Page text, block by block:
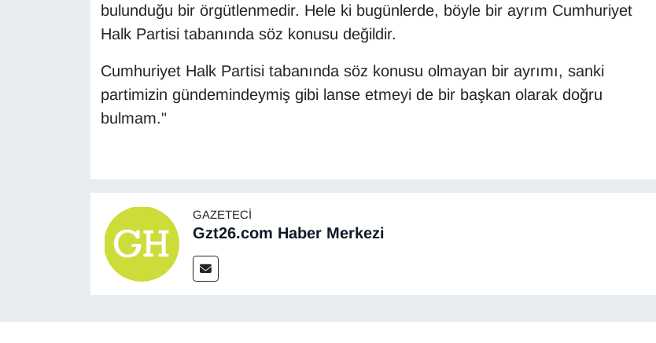
bulunduğu bir örgütlenmedir. Hele ki bugünlerde, böyle bir ayrım Cumhuriyet
Halk Partisi tabanında söz konusu değildir.
Cumhuriyet Halk Partisi tabanında söz konusu olmayan bir ayrımı, sanki
partimizin gündemindeymiş gibi lanse etmeyi de bir başkan olarak doğru
bulmam."
GAZETECI
Gzt26.com Haber Merkezi